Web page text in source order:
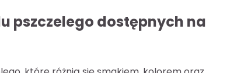
pszczelego dostępnych na